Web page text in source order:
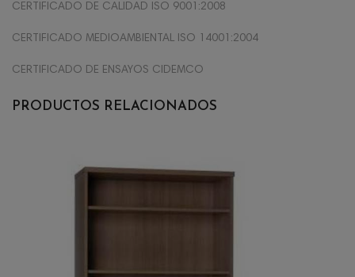
CERTIFICADO DE CALIDAD ISO 9001:2008
CERTIFICADO MEDIOAMBIENTAL ISO 14001:2004
CERTIFICADO DE ENSAYOS CIDEMCO
PRODUCTOS RELACIONADOS